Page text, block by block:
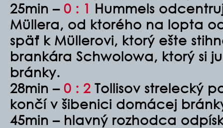
25min – 0 : 1 Hummels
Müllera, od ktorého na lopta
späť k Müllerovi, ktorý ešte
brankára Schwolowa, ktorý si
bránky.
28min – 0 : 2 Tollisov strelecký
končí v šibenici domácej
45min – hlavný rozhodca